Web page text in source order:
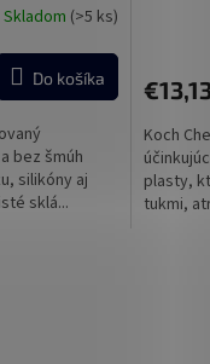
Skladom (>5 ks)
Do košíka
bez šmúh
silikóny aj
sklá...
Koch
plasty,
tukmi,